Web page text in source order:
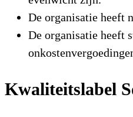
De organisatie heeft
De organisatie heeft
Kwaliteitslabel